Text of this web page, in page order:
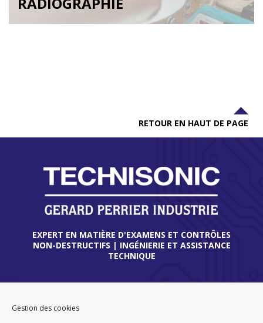
Gestion des cookies
RETOUR EN HAUT DE PAGE
EXPERT EN MATIÈRE D'EXAMENS ET CONTRÔLES
NON-DESTRUCTIFS | INGÉNIERIE ET ASSISTANCE
TECHNIQUE
THIONVILLE